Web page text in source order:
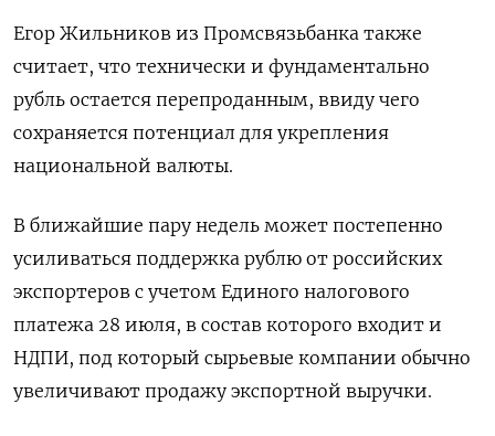
Егор Жильников из Промсвязьбанка также
считает, что технически и фундаментально
рубль остается перепроданным, ввиду чего
сохраняется потенциал для укрепления
национальной валюты.
В ближайшие пару недель может постепенно
усиливаться поддержка рублю от российских
экспортеров с учетом Единого налогового
платежа 28 июля, в состав которого входит и
НДПИ, под который сырьевые компании обычно
увеличивают продажу экспортной выручки.